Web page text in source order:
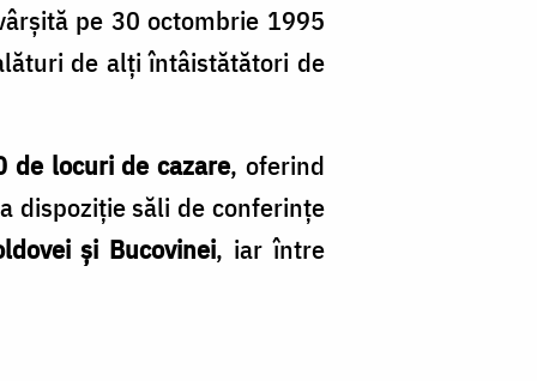
pe 30 octombrie 1995
de alți întâistătători de
de locuri de cazare, oferind
dispoziţie săli de conferinţe
și Bucovinei, iar între